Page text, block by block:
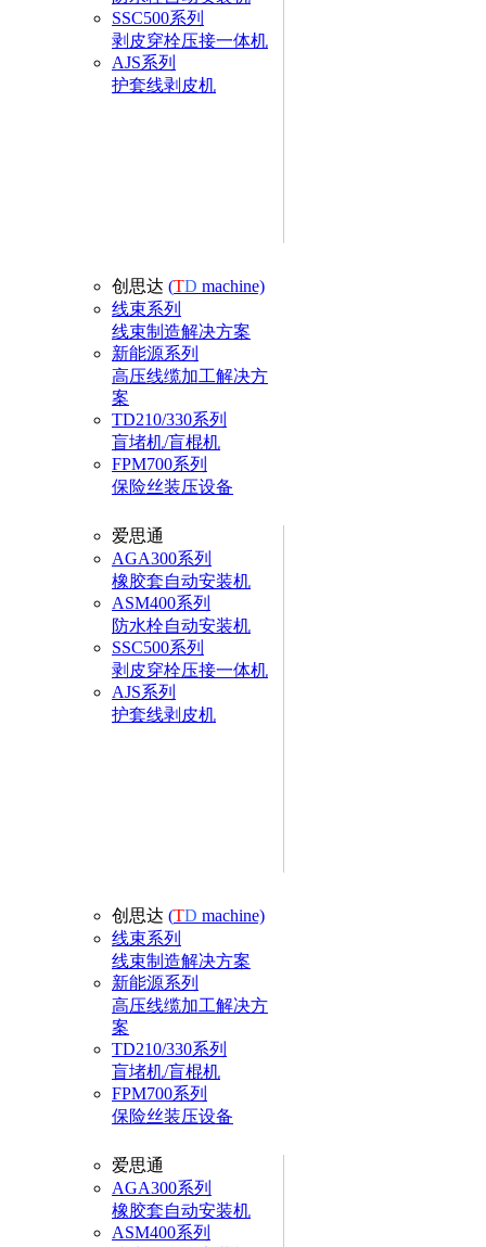
SSC500系列
剥皮穿栓压接一体机
AJS系列
护套线剥皮机
创思达 (TD machine)
线束系列
线束制造解决方案
新能源系列
高压线缆加工解决方
案
TD210/330系列
盲堵机/盲棍机
FPM700系列
保险丝装压设备
爱思通
AGA300系列
橡胶套自动安装机
ASM400系列
防水栓自动安装机
SSC500系列
剥皮穿栓压接一体机
AJS系列
护套线剥皮机
创思达 (TD machine)
线束系列
线束制造解决方案
新能源系列
高压线缆加工解决方
案
TD210/330系列
盲堵机/盲棍机
FPM700系列
保险丝装压设备
爱思通
AGA300系列
橡胶套自动安装机
ASM400系列